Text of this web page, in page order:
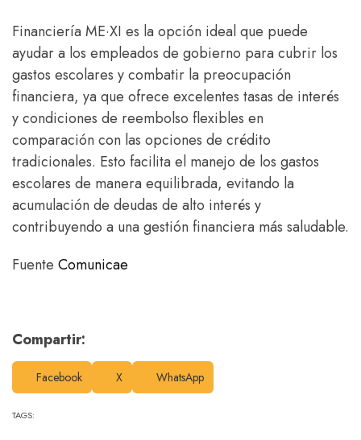
Financiería ME·XI es la opción ideal que puede
ayudar a los empleados de gobierno para cubrir los
gastos escolares y combatir la preocupación
financiera, ya que ofrece excelentes tasas de interés
y condiciones de reembolso flexibles en
comparación con las opciones de crédito
tradicionales. Esto facilita el manejo de los gastos
escolares de manera equilibrada, evitando la
acumulación de deudas de alto interés y
contribuyendo a una gestión financiera más saludable.
Fuente Comunicae
Compartir:
Facebook X WhatsApp
TAGS: